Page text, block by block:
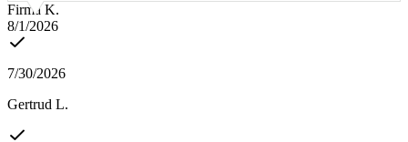
Firma K.
8/1/2026
7/30/2026
Gertrud L.